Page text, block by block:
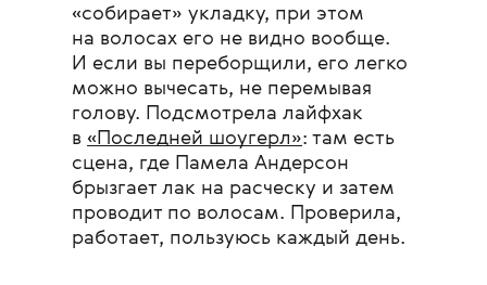
«собирает» укладку, при этом
на волосах его не видно вообще.
И если вы переборщили, его легко
можно вычесать, не перемывая
голову. Подсмотрела лайфхак
в «Последней шоугерл»: там есть
сцена, где Памела Андерсон
брызгает лак на расческу и затем
проводит по волосам. Проверила,
работает, пользуюсь каждый день.